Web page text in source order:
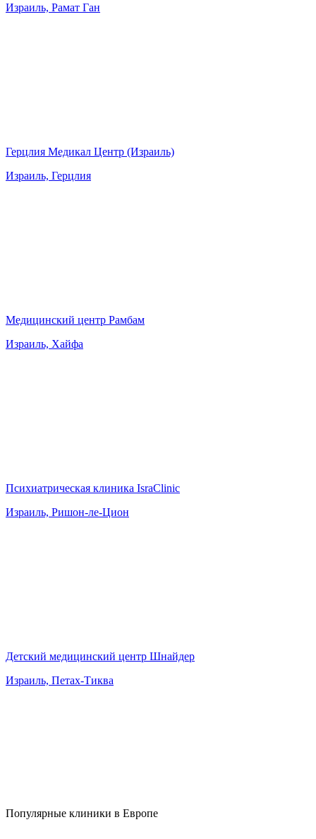
Израиль, Рамат Ган
Герцлия Медикал Центр (Израиль)
Израиль, Герцлия
Медицинский центр Рамбам
Израиль, Хайфа
Психиатрическая клиника IsraClinic
Израиль, Ришон-ле-Цион
Детский медицинский центр Шнайдер
Израиль, Петах-Тиква
Популярные клиники в Европе